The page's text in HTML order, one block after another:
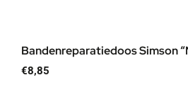
Bandenreparatiedoos Simson
€8,85